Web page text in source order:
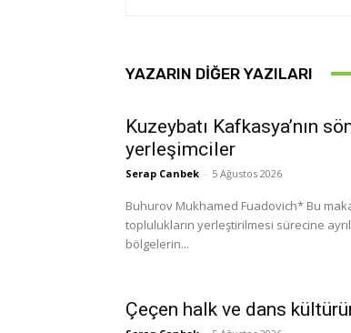
YAZARIN DIĞER YAZILARI
Kuzeybatı Kafkasya’nın
yerleşimciler
Serap Canbek - 5 Ağustos 2026
Buhurov Mukhamed Fuadovich* Bu makale, 19. yüzyılın ikinci yarısında Kuzeybatı Kafkasya’ya yabancı
toplulukların yerleştirilmesi sürecine
bölgelerin...
Çeçen halk ve dans